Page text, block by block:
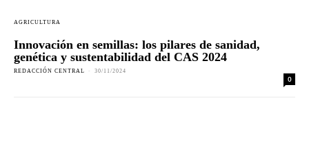
AGRICULTURA
Innovación en semillas: los pilares de sanidad,
genética y sustentabilidad del CAS 2024
REDACCIÓN CENTRAL - 30/11/2024
0